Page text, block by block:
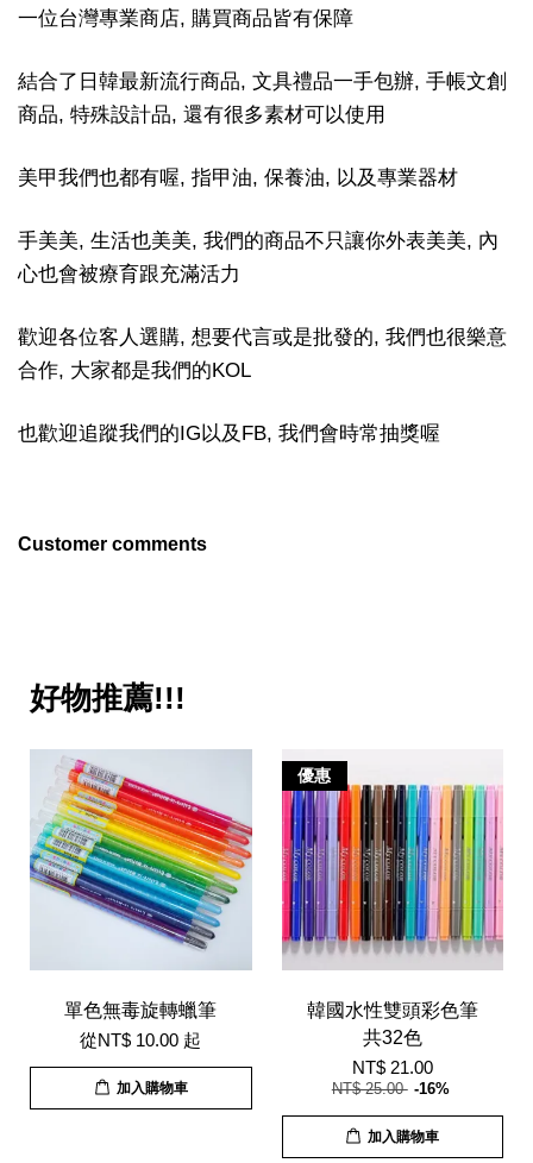
一位台灣專業商店, 購買商品皆有保障
結合了日韓最新流行商品, 文具禮品一手包辦, 手帳文創
商品, 特殊設計品, 還有很多素材可以使用
美甲我們也都有喔, 指甲油, 保養油, 以及專業器材
手美美, 生活也美美, 我們的商品不只讓你外表美美, 內
心也會被療育跟充滿活力
歡迎各位客人選購, 想要代言或是批發的, 我們也很樂意
合作, 大家都是我們的KOL
也歡迎追蹤我們的IG以及FB, 我們會時常抽獎喔
Customer comments
好物推薦!!!
單色無毒旋轉蠟筆
從NT$ 10.00 起
加入購物車
優惠
韓國水性雙頭彩色筆
共32色
NT$ 21.00
NT$ 25.00 -16%
加入購物車